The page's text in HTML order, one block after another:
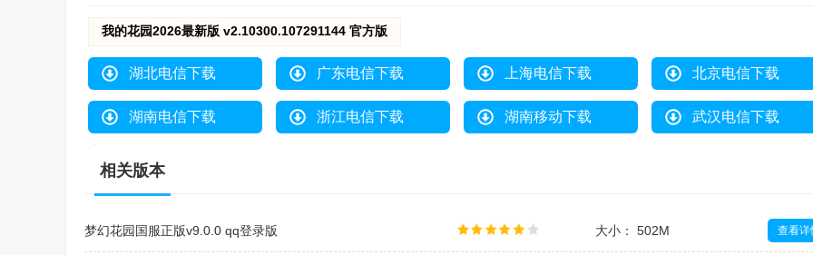
我的花园2026最新版 v2.10300.107291144 官方版
湖北电信下载 广东电信下载 上海电信下载 北京电信下载
湖南电信下载 浙江电信下载 湖南移动下载 武汉电信下载
相关版本
梦幻花园国服正版v9.0.0 qq登录版 大小： 502M 查看详